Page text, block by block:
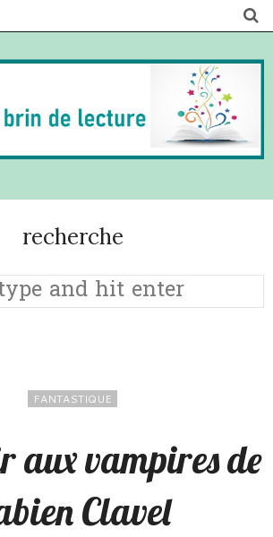
recherche
FANTASTIQUE
aux vampires de
Clavel